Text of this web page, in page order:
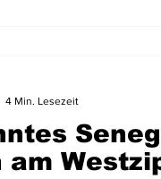
am
4 Min. Lesezeit